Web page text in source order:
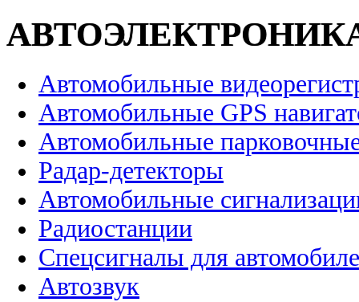
Автомобильные
Автомобильные GPS
Автомобильные
Радар-детекторы
Автомобильные
Радиостанции
Спецсигналы для
Автозвук